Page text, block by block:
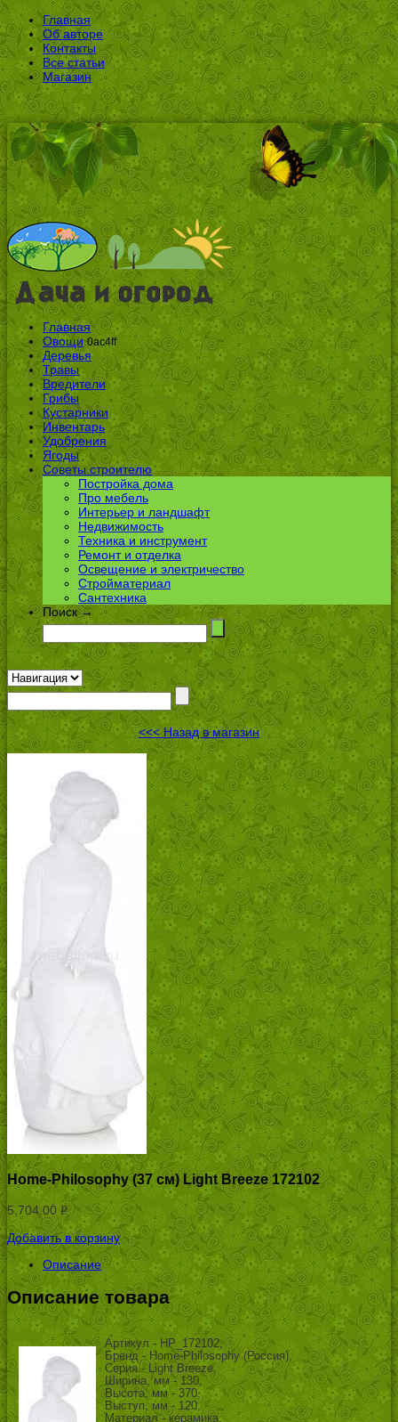
Главная
Об авторе
Контакты
Все статьи
Магазин
Главная
Овощи 0ac4ff
Деревья
Травы
Вредители
Грибы
Кустарники
Инвентарь
Удобрения
Ягоды
Советы строителю
Постройка дома
Про мебель
Интерьер и ландшафт
Недвижимость
Техника и инструмент
Ремонт и отделка
Освещение и электричество
Стройматериал
Сантехника
Поиск →
<<< Назад в магазин
Home-Philosophy (37 см) Light Breeze 172102
5,704.00 Р
УБ.
Добавить в корзину
Описание
Описание товара
Артикул - HP_172102,
Бренд - Home-Philosophy (Россия),
Серия - Light Breeze,
Ширина, мм - 130,
Высота, мм - 370,
Выступ, мм - 120,
Материал - керамика,